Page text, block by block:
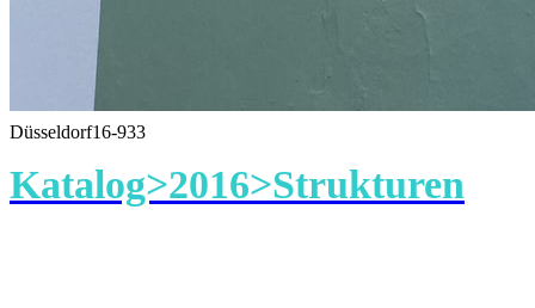
Düsseldorf16-933
Katalog>2016>Strukturen